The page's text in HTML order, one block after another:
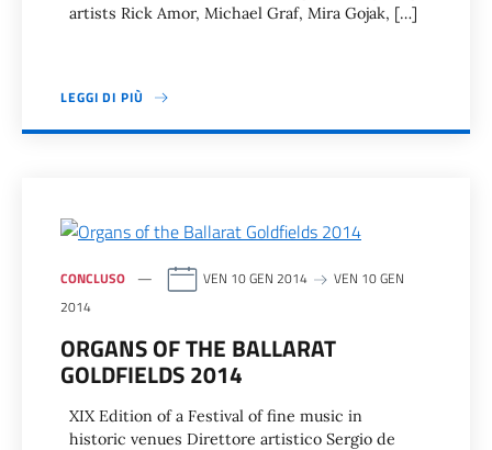
artists Rick Amor, Michael Graf, Mira Gojak, […]
LEGGI DI PIÙ
CONCLUSO VEN 10 GEN 2014
VEN 10 GEN
2014
ORGANS OF THE BALLARAT
GOLDFIELDS 2014
XIX Edition of a Festival of fine music in
historic venues Direttore artistico Sergio de